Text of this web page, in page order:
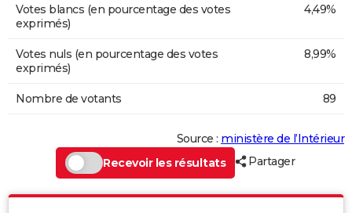
Votes blancs (en pourcentage des votes
exprimés)
4,49%
Votes nuls (en pourcentage des votes
exprimés)
8,99%
Nombre de votants 89
Source : ministère de l’Intérieur
Recevoir les résultats
Partager